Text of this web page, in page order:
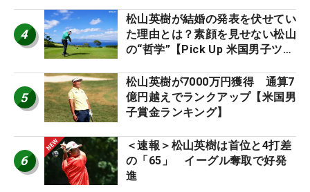
4
松山英樹が結婚の発表を伏せてい
た理由とは？素顔を見せない松山
の“哲学”【Pick Up 米国男子ツア
5
松山英樹が7000万円獲得 通算7
億円越えでランクアップ【米国男
子賞金ランキング】
6
＜速報＞松山英樹は首位と4打差
の「65」 イーグル奪取で好発
進